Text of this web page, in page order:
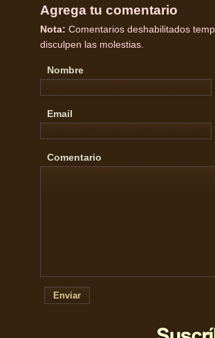
Agrega tu comentario
Nota: Comentarios deshabilitados
disculpen las molestias.
Nombre
Email
Comentario
Enviar